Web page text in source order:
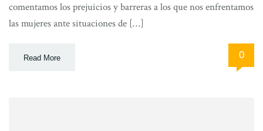
comentamos los prejuicios y barreras a los que nos enfrentamos
las mujeres ante situaciones de […]
Read More 0